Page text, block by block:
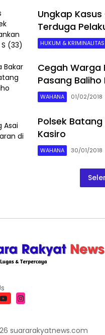
Ungkap
Terduga
HUKUM & KRIMINALITAS
Cegah Warga
Pasang
WAHANA 01/02/2018
Polsek
Kasiro
WAHANA 30/01/2018
suararakyatnews.com